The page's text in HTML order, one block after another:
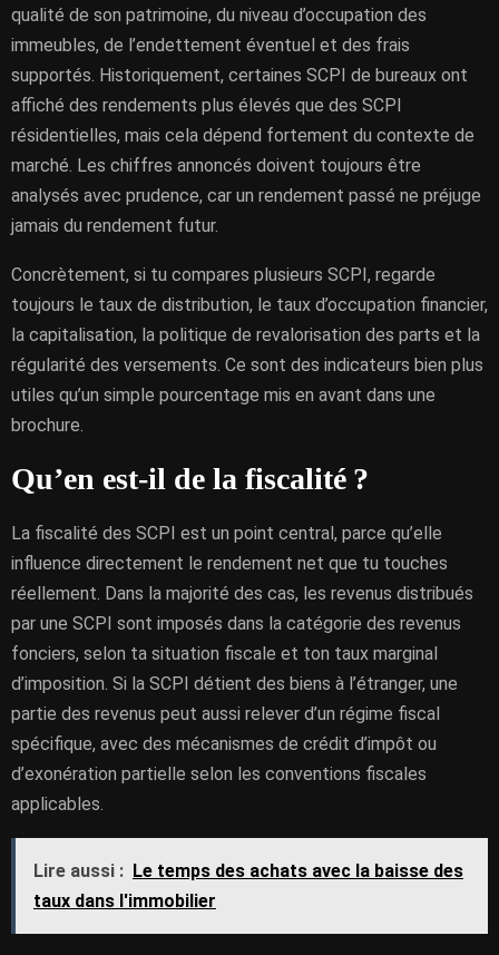
qualité de son patrimoine, du niveau d’occupation des
immeubles, de l’endettement éventuel et des frais
supportés. Historiquement, certaines SCPI de bureaux ont
affiché des rendements plus élevés que des SCPI
résidentielles, mais cela dépend fortement du contexte de
marché. Les chiffres annoncés doivent toujours être
analysés avec prudence, car un rendement passé ne préjuge
jamais du rendement futur.
Concrètement, si tu compares plusieurs SCPI, regarde
toujours le taux de distribution, le taux d’occupation financier,
la capitalisation, la politique de revalorisation des parts et la
régularité des versements. Ce sont des indicateurs bien plus
utiles qu’un simple pourcentage mis en avant dans une
brochure.
Qu’en est-il de la fiscalité ?
La fiscalité des SCPI est un point central, parce qu’elle
influence directement le rendement net que tu touches
réellement. Dans la majorité des cas, les revenus distribués
par une SCPI sont imposés dans la catégorie des revenus
fonciers, selon ta situation fiscale et ton taux marginal
d’imposition. Si la SCPI détient des biens à l’étranger, une
partie des revenus peut aussi relever d’un régime fiscal
spécifique, avec des mécanismes de crédit d’impôt ou
d’exonération partielle selon les conventions fiscales
applicables.
Lire aussi : Le temps des achats avec la baisse des
taux dans l'immobilier